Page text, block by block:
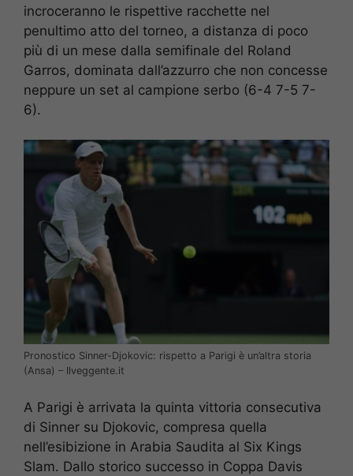
incroceranno le rispettive racchette nel
penultimo atto del torneo, a distanza di poco
più di un mese dalla semifinale del Roland
Garros, dominata dall’azzurro che non concesse
neppure un set al campione serbo (6-4 7-5 7-
6).
Pronostico Sinner-Djokovic: rispetto a Parigi è un’altra storia
(Ansa) – Ilveggente.it
A Parigi è arrivata la quinta vittoria consecutiva
di Sinner su Djokovic, compresa quella
nell’esibizione in Arabia Saudita al Six Kings
Slam. Dallo storico successo in Coppa Davis